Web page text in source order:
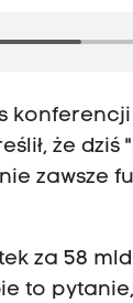
że
nie zawsze
za 58
to